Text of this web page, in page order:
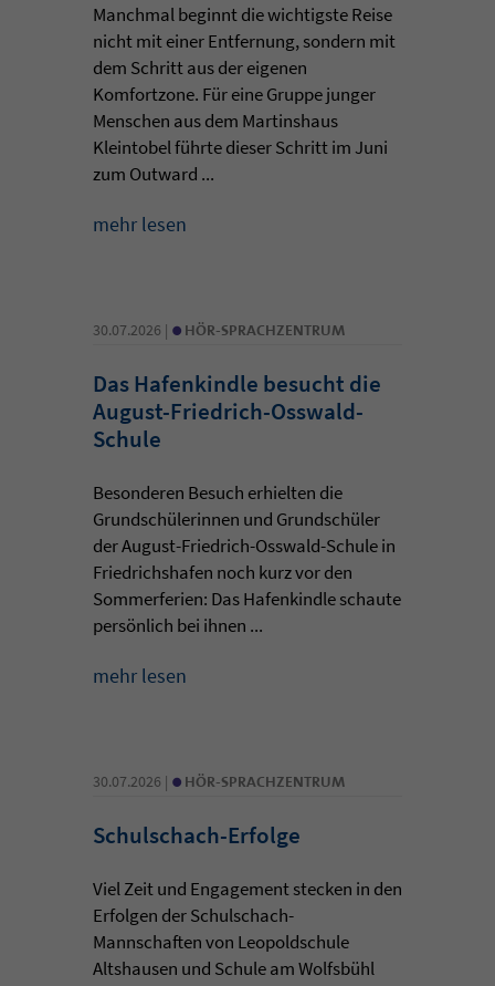
Manchmal beginnt die wichtigste Reise
nicht mit einer Entfernung, sondern mit
dem Schritt aus der eigenen
Komfortzone. Für eine Gruppe junger
Menschen aus dem Martinshaus
Kleintobel führte dieser Schritt im Juni
zum Outward ...
mehr lesen
30.07.2026 | • HÖR-SPRACHZENTRUM
Das Hafenkindle besucht die
August-Friedrich-Osswald-
Schule
Besonderen Besuch erhielten die
Grundschülerinnen und Grundschüler
der August-Friedrich-Osswald-Schule in
Friedrichshafen noch kurz vor den
Sommerferien: Das Hafenkindle schaute
persönlich bei ihnen ...
mehr lesen
30.07.2026 | • HÖR-SPRACHZENTRUM
Schulschach-Erfolge
Viel Zeit und Engagement stecken in den
Erfolgen der Schulschach-
Mannschaften von Leopoldschule
Altshausen und Schule am Wolfsbühl